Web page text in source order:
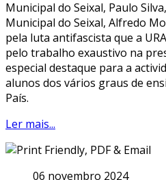
Municipal do Seixal, Paulo
Municipal do Seixal, Alfredo
pela luta antifascista que a
pelo trabalho exaustivo na
especial destaque para a
alunos dos vários graus de
País.
Ler mais...
06 novembro 2024